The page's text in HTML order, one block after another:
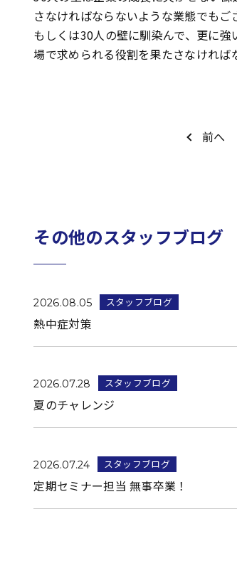
さなければならないような業態でもご
もしくは30人の壁に馴染んで、更に
場で求められる役割を果たさなければ
前へ
その他のスタッフブログ
2026.08.05 スタッフブログ
熱中症対策
2026.07.28 スタッフブログ
夏のチャレンジ
2026.07.24 スタッフブログ
定期セミナー担当 無事卒業！